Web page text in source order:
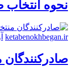
نحوه انتخاب
ketabenokhbegan.ir
صادرکنندگان